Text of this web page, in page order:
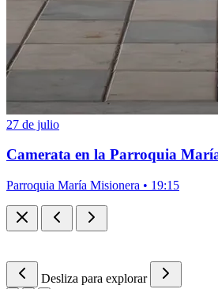
27 de julio
Camerata en la Parroquia
Parroquia María Misionera • 19:15
Desliza para explorar